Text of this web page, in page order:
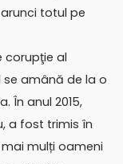
totul pe
corupţie al
se amână de la o
În anul 2015,
a fost trimis în
mulți oameni